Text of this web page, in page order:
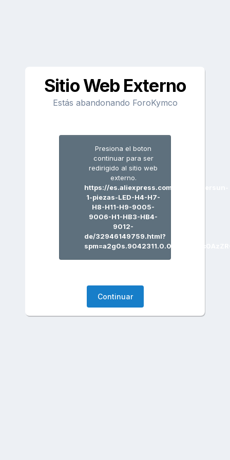
Sitio Web Externo
Estás abandonando ForoKymco
Presiona el boton
continuar para ser
redirigido al sitio web
externo.
https://es.aliexpress.com/item/Aceersun-
1-piezas-LED-H4-H7-
H8-H11-H9-9005-
9006-H1-HB3-HB4-
9012-
de/32946149759.html?
Continuar